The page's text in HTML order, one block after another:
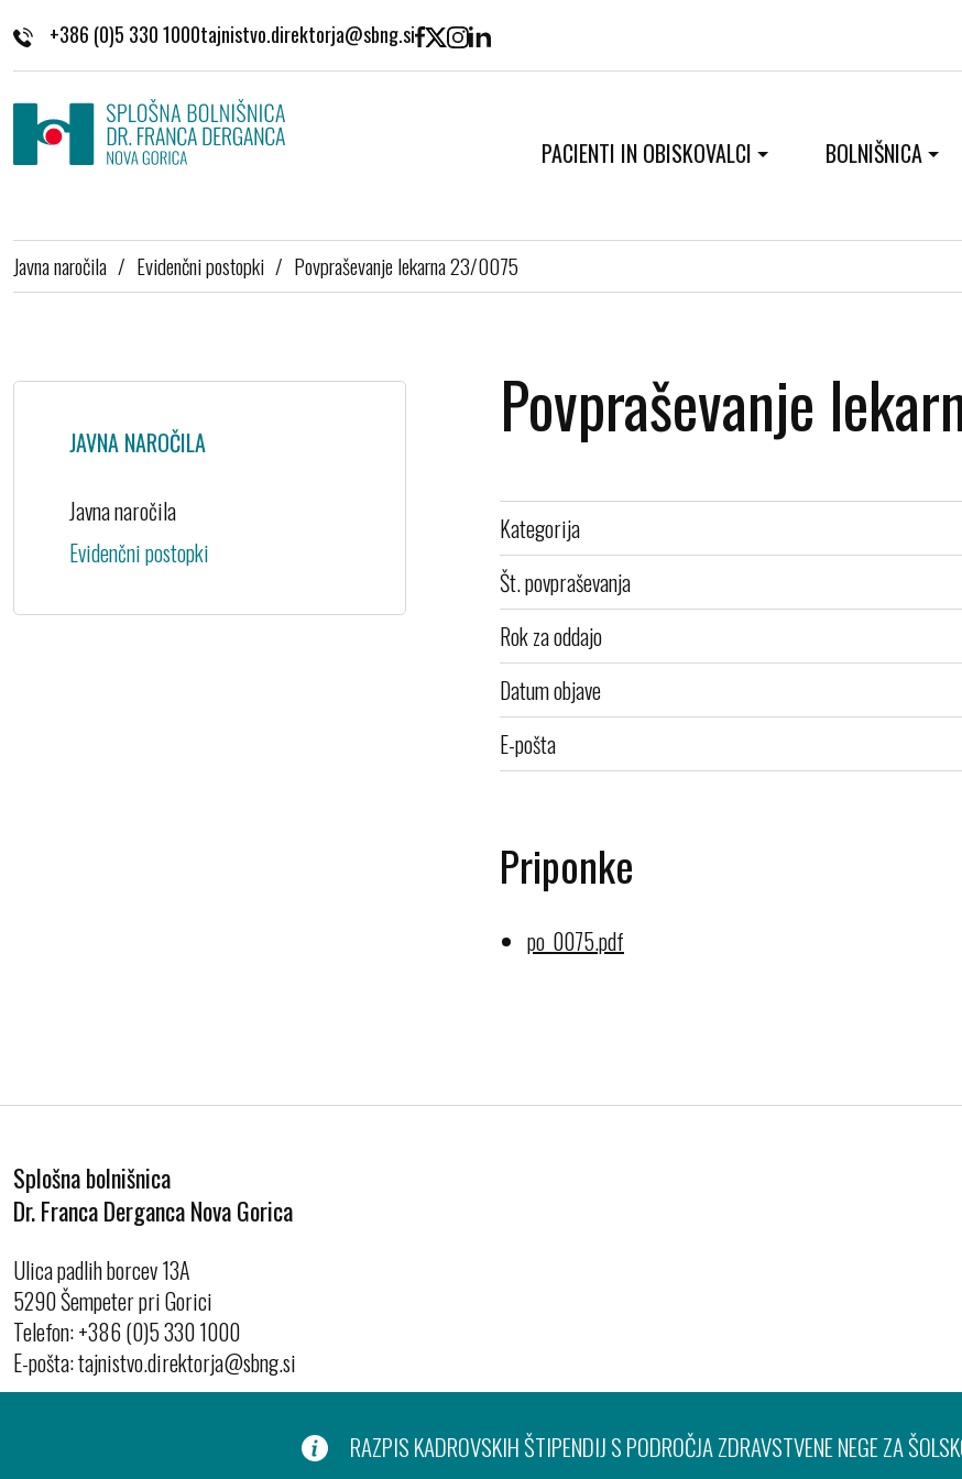
+386 (0)5 330 1000
PACIENTI IN OBISKOVALCI BOLNIŠNICA
Javna naročila / Evidenčni postopki / Povpraševanje lekarna 23/0075
JAVNA NAROČILA
Javna naročila
Evidenčni postopki
Povpraševanje
Kategorija
Št. povpraševanja
Rok za oddajo
Datum objave
E-pošta
Priponke
po_0075.pdf
Splošna bolnišnica
Dr. Franca Derganca Nova Gorica
Ulica padlih borcev 13A
5290 Šempeter pri Gorici
Telefon:+386 (0)5 330 1000
E-pošta:
RAZPIS KADROVSKIH ŠTIPENDIJ S PODROČJA ZDRAVSTVENE NEGE ZA